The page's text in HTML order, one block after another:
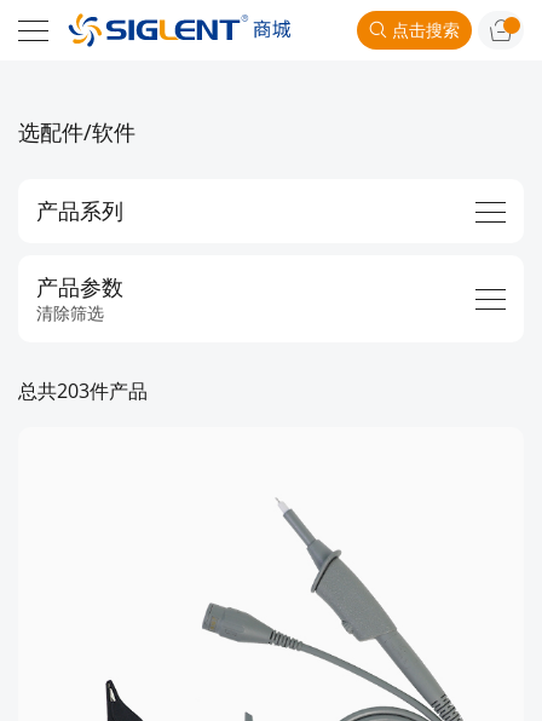
点击搜索
选配件/软件
产品系列
产品参数
清除筛选
总共203件产品